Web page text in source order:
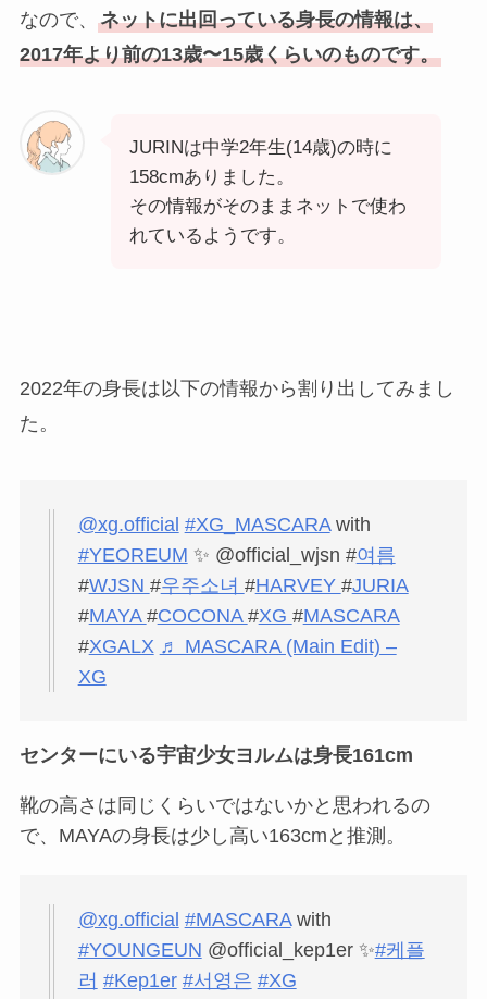
なので、 ネットに出回っている身長の情報は、
2017年より前の13歳〜15歳くらいのものです。
JURINは中学2年生(14歳)の時に
158cmありました。
その情報がそのままネットで使わ
れているようです。
2022年の身長は以下の情報から割り出してみまし
た。
@xg.official #XG_MASCARAwith
#YEOREUM ✨ @official_wjsn #여름
#WJSN #우주소녀 #HARVEY #JURIA
#MAYA #COCONA #XG #MASCARA
#XGALX ♬ MASCARA (Main Edit) –
XG
センターにいる宇宙少女ヨルムは身長161cm
靴の高さは同じくらいではないかと思われるの
で、MAYAの身長は少し高い163cmと推測。
@xg.official #MASCARAwith
#YOUNGEUN @official_kep1er ✨#케플
러 #Kep1er #서영은 #XG